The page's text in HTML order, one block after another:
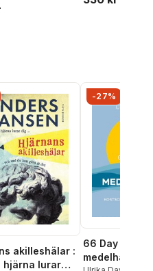
akilleshälar :
hjärna lurar
-27%
66 Day
medelhavsmat